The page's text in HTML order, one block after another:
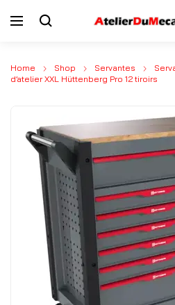
Home Shop Servantes
d’atelier XXL Hüttenberg Pro 12 tiroirs